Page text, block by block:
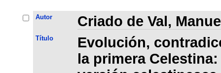
Autor Criado de Val,
Título
Evolución,
la primera